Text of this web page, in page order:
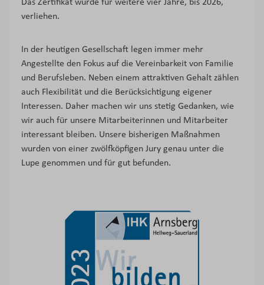
Das Zertifikat wurde für weitere vier Jahre, bis 2026,
verliehen.
In der heutigen Gesellschaft legen immer mehr
Angestellte den Fokus auf die Vereinbarkeit von Familie
und Berufsleben. Neben einem attraktiven Gehalt zählen
auch Flexibilität und die Berücksichtigung eigener
Interessen. Daher machen wir uns stetig Gedanken, wie
wir auch für unsere Mitarbeiterinnen und Mitarbeiter
interessant bleiben. Unsere bisherigen Maßnahmen
wurden von einer zwölfköpfigen Jury genau unter die
Lupe genommen und für gut befunden.